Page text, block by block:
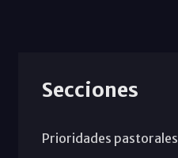
Secciones
Prioridades pastorales